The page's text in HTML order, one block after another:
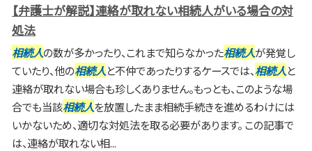
【弁護士が解説】連絡が取れない相続人がいる場合の対
処法
相続人の数が多かったり、これまで知らなかった相続人が発覚し
ていたり、他の相続人と不仲であったりするケースでは、相続人と
連絡が取れない場合も珍しくありません。もっとも、このような場
合でも当該相続人を放置したまま相続手続きを進めるわけには
いかないため、適切な対処法を取る必要があります。 この記事で
は、連絡が取れない相...